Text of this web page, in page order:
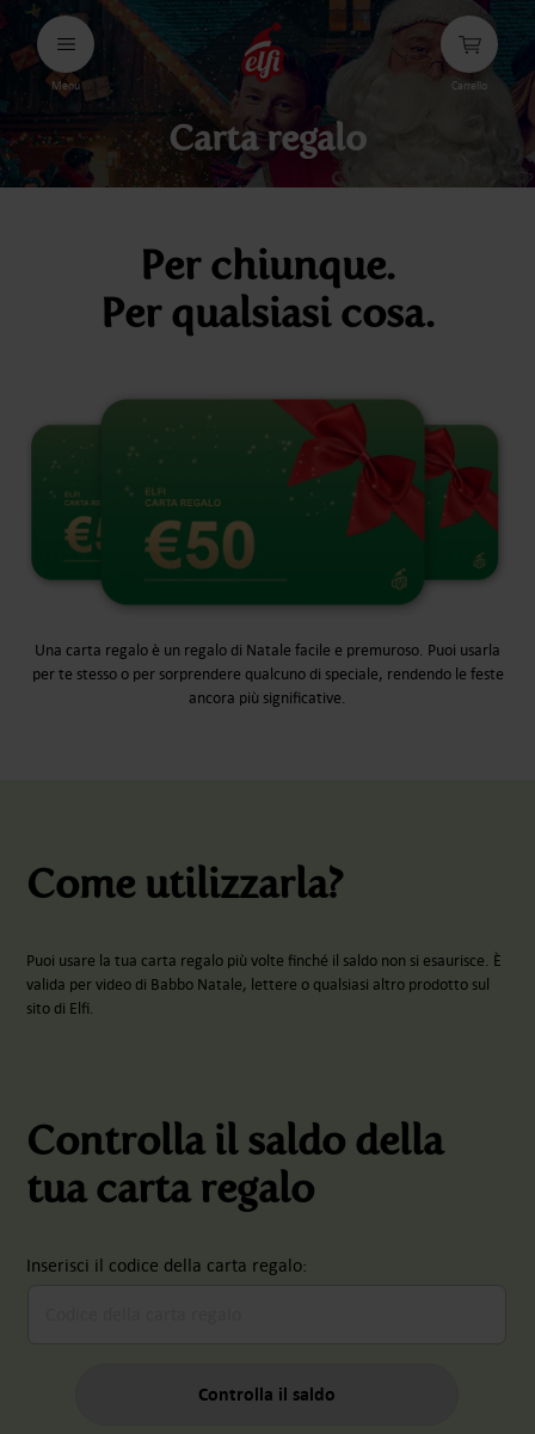
Passa
testo
elfi
Menu Carrello
Carta regalo
Per chiunque.
Per qualsiasi cosa.
Una carta regalo è un regalo di Natale facile e premuroso. Puoi usarla
per te stesso o per sorprendere qualcuno di speciale, rendendo le feste
ancora più significative.
Come utilizzarla?
Puoi usare la tua carta regalo più volte finché il saldo non si esaurisce. È
valida per video di Babbo Natale, lettere o qualsiasi altro prodotto sul
sito di Elfi.
Controlla il saldo della
tua carta regalo
Inserisci il codice della carta regalo:
Controlla il saldo